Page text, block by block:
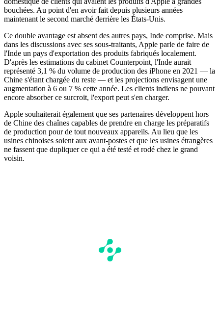
bouchées. Au point d'en avoir fait depuis plusieurs années
maintenant le second marché derrière les États-Unis.
Ce double avantage est absent des autres pays, Inde comprise. Mais
dans les discussions avec ses sous-traitants, Apple parle de faire de
l'Inde un pays d'exportation des produits fabriqués localement.
D'après les estimations du cabinet Counterpoint, l'Inde aurait
représenté 3,1 % du volume de production des iPhone en 2021 — la
Chine s'étant chargée du reste — et les projections envisagent une
augmentation à 6 ou 7 % cette année. Les clients indiens ne pouvant
encore absorber ce surcroit, l'export peut s'en charger.
Apple souhaiterait également que ses partenaires développent hors
de Chine des chaînes capables de prendre en charge les préparatifs
de production pour de tout nouveaux appareils. Au lieu que les
usines chinoises soient aux avant-postes et que les usines étrangères
ne fassent que dupliquer ce qui a été testé et rodé chez le grand
voisin.